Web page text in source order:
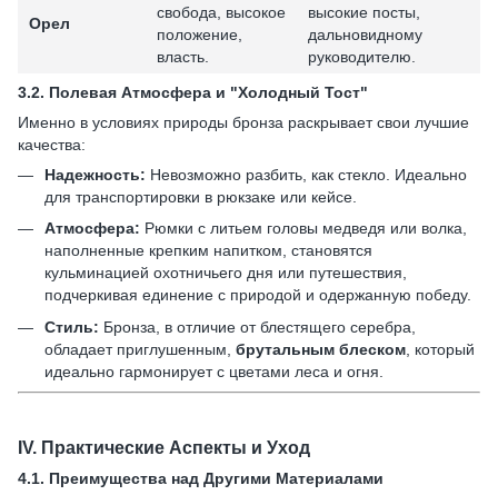
Орел
свобода, высокое
положение,
власть.
высокие посты,
дальновидному
руководителю.
3.2. Полевая Атмосфера и "Холодный Тост"
Именно в условиях природы бронза раскрывает свои лучшие
качества:
Надежность: Невозможно разбить, как стекло. Идеально
для транспортировки в рюкзаке или кейсе.
Атмосфера: Рюмки с литьем головы медведя или волка,
наполненные крепким напитком, становятся
кульминацией охотничьего дня или путешествия,
подчеркивая единение с природой и одержанную победу.
Стиль: Бронза, в отличие от блестящего серебра,
обладает приглушенным, брутальным блеском , который
идеально гармонирует с цветами леса и огня.
IV. Практические Аспекты и Уход
4.1. Преимущества над Другими Материалами